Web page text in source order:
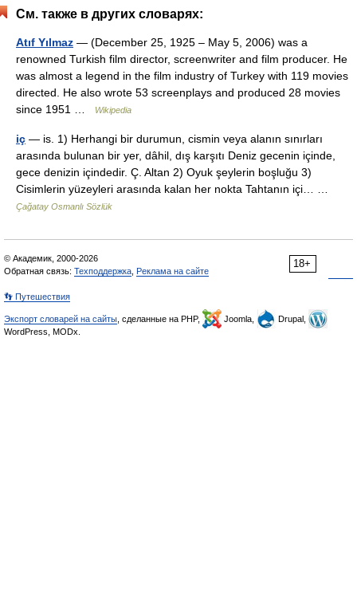
См. также в других словарях:
Atıf Yılmaz — (December 25, 1925 – May 5, 2006) was a
renowned Turkish film director, screenwriter and film producer. He
was almost a legend in the film industry of Turkey with 119 movies
directed. He also wrote 53 screenplays and produced 28 movies
since 1951 …
Wikipedia
iç — is. 1) Herhangi bir durumun, cismin veya alanın sınırları
arasında bulunan bir yer, dâhil, dış karşıtı Deniz gecenin içinde,
gece denizin içindedir. Ç. Altan 2) Oyuk şeylerin boşluğu 3)
Cisimlerin yüzeyleri arasında kalan her nokta Tahtanın içi… …
Çağatay Osmanlı Sözlük
18+
© Академик, 2000-2026
Обратная связь: Техподдержка Реклама на сайте
👣 Путешествия
Экспорт словарей на сайты , сделанные на PHP, Joomla,
Drupal,
WordPress, MODx.